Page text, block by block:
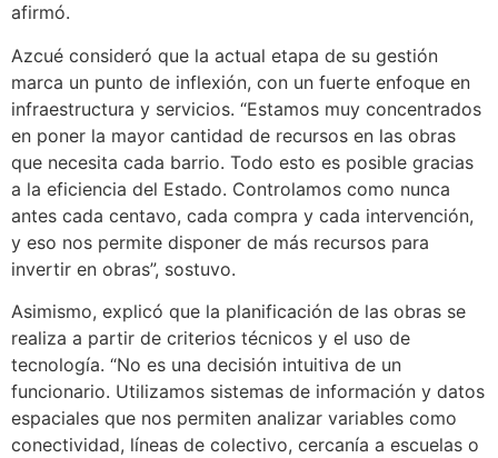
afirmó.
Azcué consideró que la actual etapa de su gestión
marca un punto de inflexión, con un fuerte enfoque en
infraestructura y servicios. “Estamos muy concentrados
en poner la mayor cantidad de recursos en las obras
que necesita cada barrio. Todo esto es posible gracias
a la eficiencia del Estado. Controlamos como nunca
antes cada centavo, cada compra y cada intervención,
y eso nos permite disponer de más recursos para
invertir en obras”, sostuvo.
Asimismo, explicó que la planificación de las obras se
realiza a partir de criterios técnicos y el uso de
tecnología. “No es una decisión intuitiva de un
funcionario. Utilizamos sistemas de información y datos
espaciales que nos permiten analizar variables como
conectividad, líneas de colectivo, cercanía a escuelas o